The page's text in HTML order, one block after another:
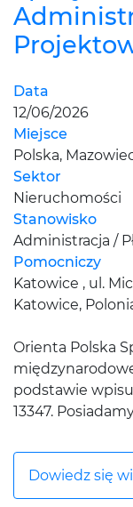
Data
12/06/2026
Miejsce
Polska,
Sektor
Nieruchomości
Stanowisko
Administracja /
Pomocniczy
Katowice , ul.
Katowice,
Orienta Polska
podstawie
13347.
Dowiedz się